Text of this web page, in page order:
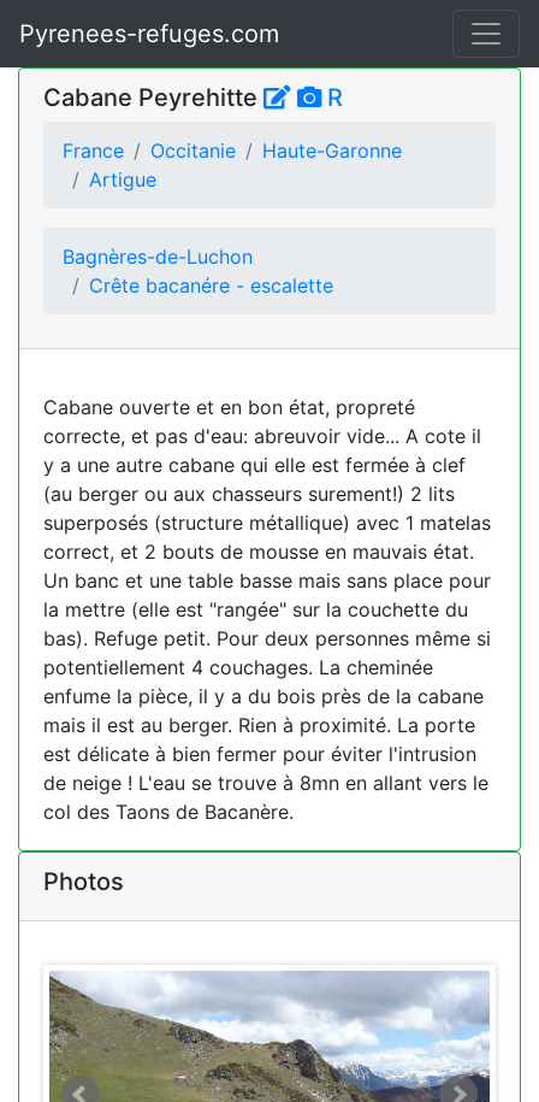
Pyrenees-refuges.com
Cabane Peyrehitte R
France Occitanie
Haute-Garonne
Artigue
Bagnères-de-Luchon
Crête bacanére - escalette
Cabane ouverte et en bon état, propreté
correcte, et pas d'eau: abreuvoir vide... A cote il
y a une autre cabane qui elle est fermée à clef
(au berger ou aux chasseurs surement!) 2 lits
superposés (structure métallique) avec 1 matelas
correct, et 2 bouts de mousse en mauvais état.
Un banc et une table basse mais sans place pour
la mettre (elle est "rangée" sur la couchette du
bas). Refuge petit. Pour deux personnes même si
potentiellement 4 couchages. La cheminée
enfume la pièce, il y a du bois près de la cabane
mais il est au berger. Rien à proximité. La porte
est délicate à bien fermer pour éviter l'intrusion
de neige ! L'eau se trouve à 8mn en allant vers le
col des Taons de Bacanère.
Photos